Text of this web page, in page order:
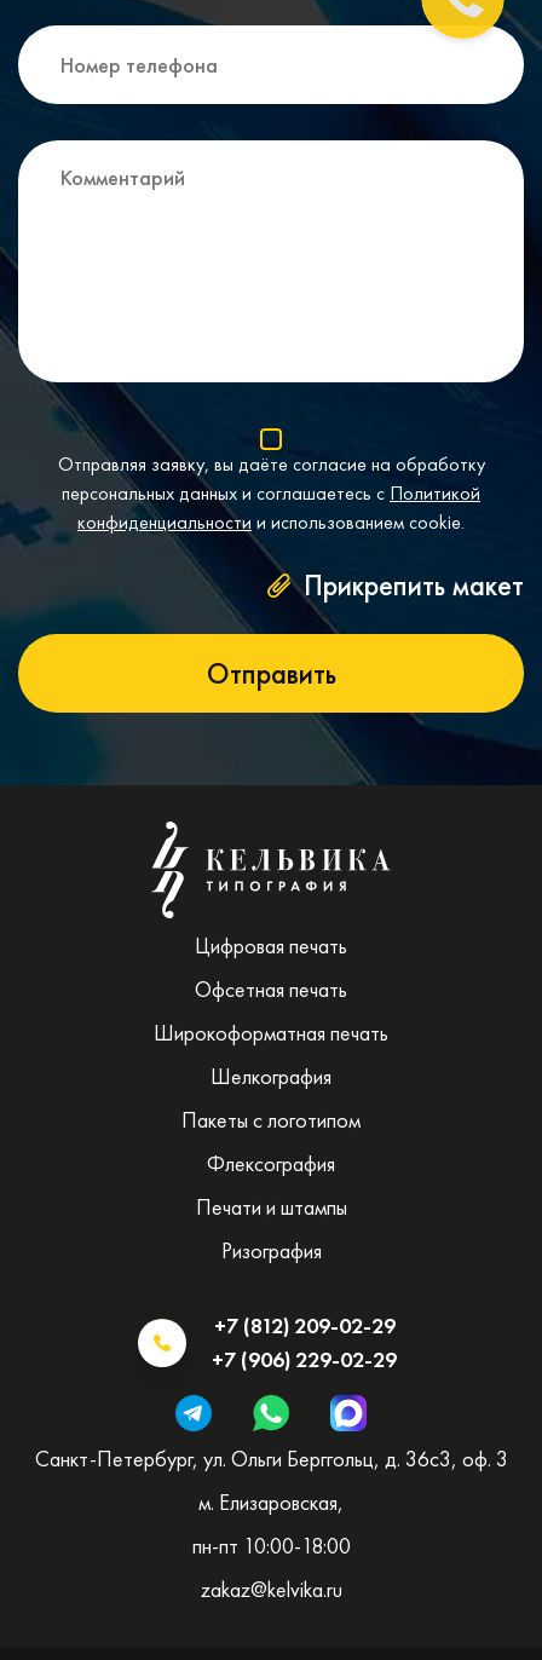
Отправляя заявку, вы даёте согласие на обработку
персональных данных и соглашаетесь с Политикой
конфиденциальности и использованием cookie.
Прикрепить макет
Цифровая печать
Офсетная печать
Широкоформатная печать
Шелкография
Пакеты с логотипом
Флексография
Печати и штампы
Ризография
+7 (812) 209-02-29
+7 (906) 229-02-29
Санкт-Петербург, ул. Ольги Берггольц, д. 36с3, оф. 3
м. Елизаровская,
пн-пт 10:00-18:00
zakaz@kelvika.ru